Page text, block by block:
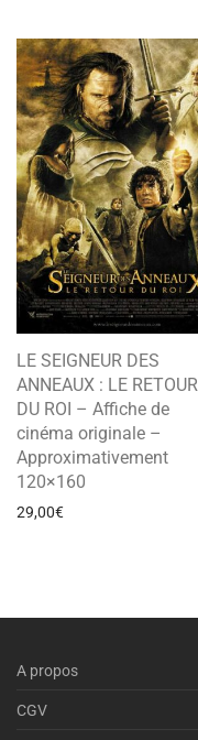
LE SEIGNEUR DES
ANNEAUX : LE RETOUR
DU ROI – Affiche de
cinéma originale –
Approximativement
120×160
29,00€
A propos
CGV